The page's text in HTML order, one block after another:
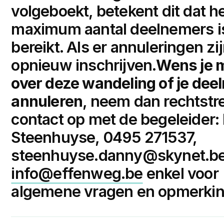
volgeboekt, betekent dit dat
maximum aantal deelnemers
bereikt. Als er annuleringen
opnieuw inschrijven.Wens je
over deze wandeling of je
annuleren, neem dan
contact op met de begeleider:
Steenhuyse, 0495 271537,
info@effenweg.be enkel voor
algemene vragen en